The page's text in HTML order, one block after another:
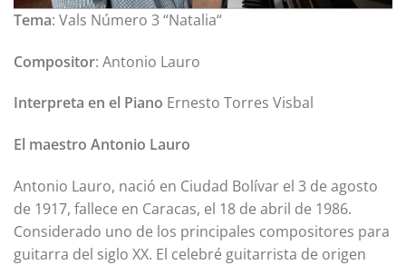
Tema: Vals Número 3 “Natalia“
Compositor: Antonio Lauro
Interpreta en el Piano Ernesto Torres Visbal
El maestro Antonio Lauro
Antonio Lauro, nació en Ciudad Bolívar el 3 de agosto
de 1917, fallece en Caracas, el 18 de abril de 1986.
Considerado uno de los principales compositores para
guitarra del siglo XX. El celebré guitarrista de origen